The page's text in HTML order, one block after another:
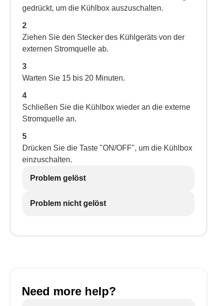
gedrückt, um die Kühlbox auszuschalten.
2
Ziehen Sie den Stecker des Kühlgeräts von der
externen Stromquelle ab.
3
Warten Sie 15 bis 20 Minuten.
4
Schließen Sie die Kühlbox wieder an die externe
Stromquelle an.
5
Drücken Sie die Taste "ON/OFF", um die Kühlbox
einzuschalten.
Problem gelöst
Problem nicht gelöst
Need more help?